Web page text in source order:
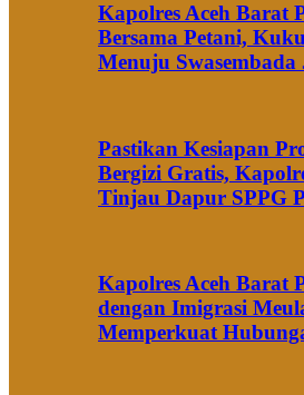
Kapolres Aceh Barat
Bersama Petani,
Menuju Swasembada
Pastikan Kesiapan
Bergizi Gratis,
Tinjau Dapur SPPG
Kapolres Aceh Barat
dengan Imigrasi
Memperkuat